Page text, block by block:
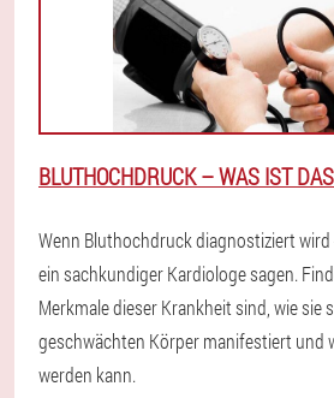
BLUTHOCHDRUCK – WAS IST
Wenn Bluthochdruck diagnostiziert wird
ein sachkundiger Kardiologe sagen.
Merkmale dieser Krankheit sind, wie sie
geschwächten Körper manifestiert und
werden kann.